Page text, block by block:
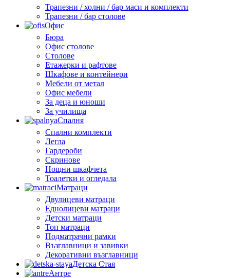
Трапезни / холни / бар маси и комплекти
Трапезни / бар столове
Офис
Бюра
Офис столове
Столове
Етажерки и рафтове
Шкафове и контейнери
Мебели от метал
Офис мебели
За деца и юноши
За училища
Спалня
Спални комплекти
Легла
Гардероби
Скринове
Нощни шкафчета
Тоалетки и огледала
Матраци
Двулицеви матраци
Еднолицеви матраци
Детски матраци
Топ матраци
Подматрачни рамки
Възглавници и завивки
Декоративни възглавници
Детска Стая
Антре